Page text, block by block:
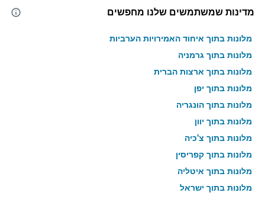
מדינות שמשתמשים שלנו מחפשים
מלונות בתוך איחוד האמירויות הערביות
מלונות בתוך גרמניה
מלונות בתוך ארצות הברית
מלונות בתוך יפן
מלונות בתוך הונגריה
מלונות בתוך יוון
מלונות בתוך צ'כיה
מלונות בתוך קפריסין
מלונות בתוך איטליה
מלונות בתוך ישראל